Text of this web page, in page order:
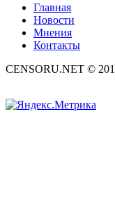
Главная
Новости
Мнения
Контакты
CENSORU.NET ©